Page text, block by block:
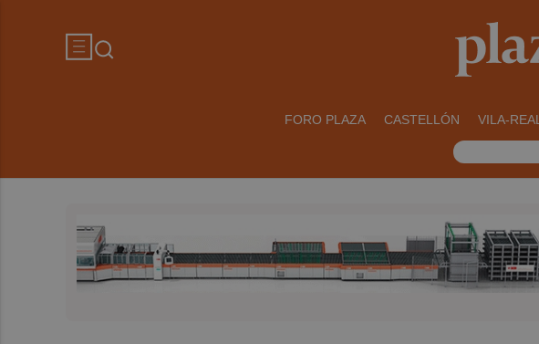
FORO PLAZA CASTELLÓN VILA-REAL